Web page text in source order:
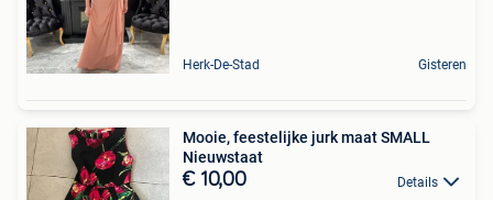
Herk-De-Stad Gisteren
Mooie, feestelijke jurk maat SMALL
Nieuwstaat
€ 10,00 Details